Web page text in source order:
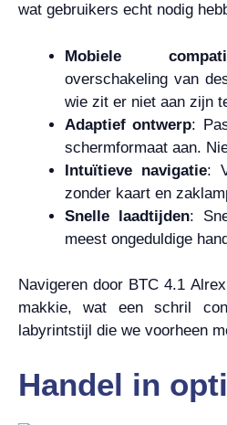
wat gebruikers echt nodig
Mobiele
overschakeling van
wie zit er niet aan zijn
Adaptief ontwerp:
schermformaat aan.
Intuïtieve navigatie:
zonder kaart en
Snelle laadtijden:
meest ongeduldige
Navigeren door BTC 4.1
makkie, wat een schril
labyrintstijl die we voorheen
Handel in